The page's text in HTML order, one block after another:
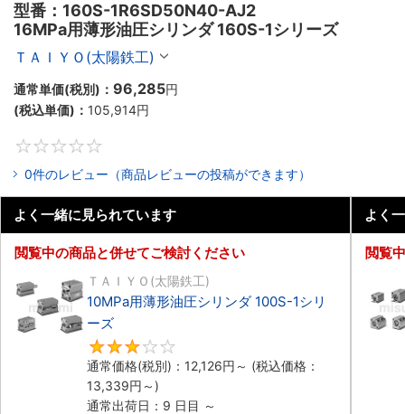
型番：160S-1R6SD50N40-AJ2
16MPa用薄形油圧シリンダ 160S-1シリーズ
ＴＡＩＹＯ(太陽鉄工)
通常単価(税別)： 96,285円
(税込単価)： 105,914円
0件のレビュー（商品レビューの投稿ができます）
よく一緒に見られています
閲覧中の商品と併せてご検討ください
ＴＡＩＹＯ(太陽鉄工)
10MPa用薄形油圧シリンダ 100S-1シリ
ーズ
通常価格(税別)： 12,126円 ～ (税込価格：
13,339円 ～)
通常出荷日：9 日目 ～
よく
閲覧